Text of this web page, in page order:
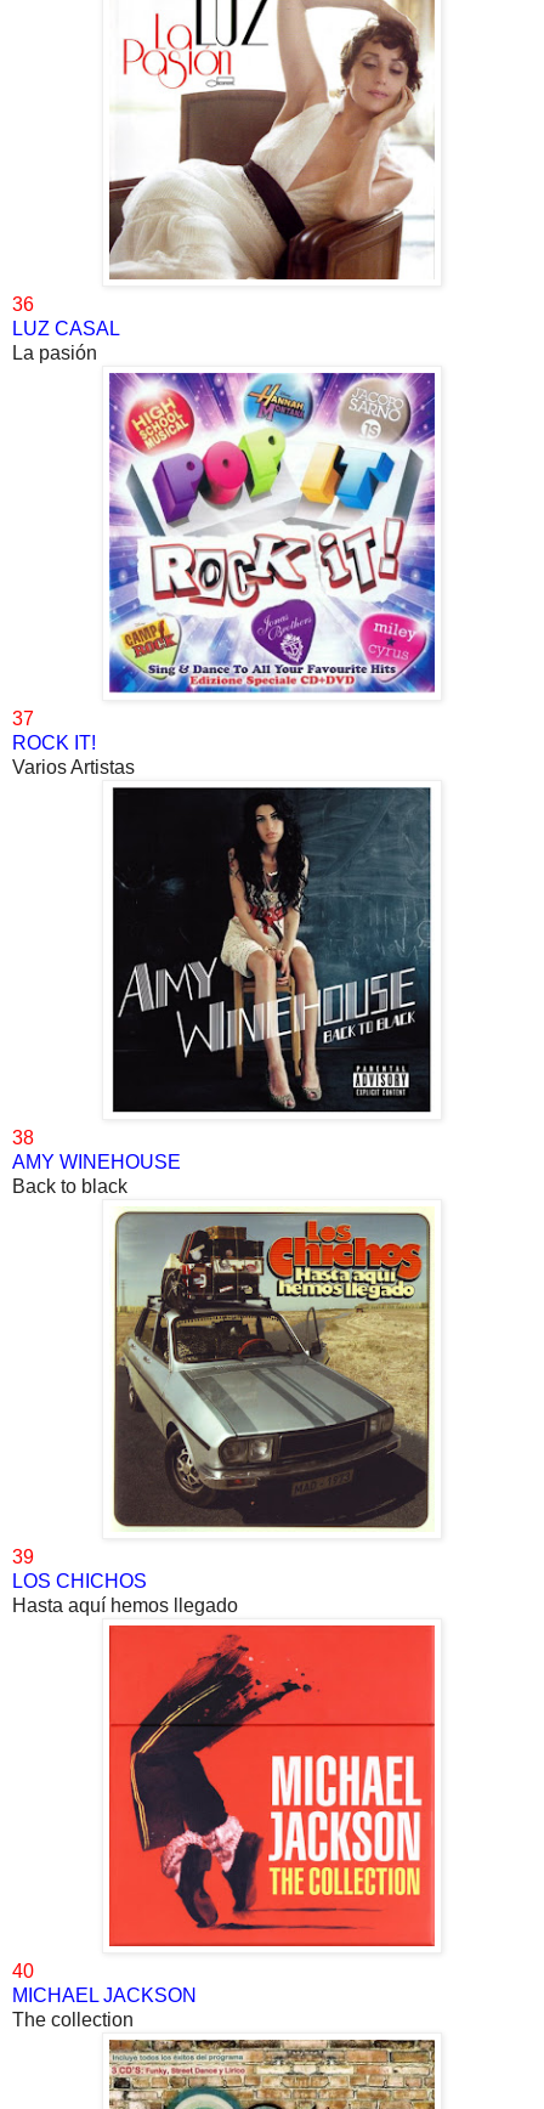
36
LUZ CASAL
La pasión
37
ROCK IT!
Varios Artistas
38
AMY WINEHOUSE
Back to black
39
LOS CHICHOS
Hasta aquí hemos llegado
40
MICHAEL JACKSON
The collection